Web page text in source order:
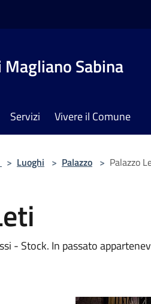
Magliano Sabina
Servizi Vivere il Comune
> Luoghi > Palazzo > Palazzo
- Stock. In passato